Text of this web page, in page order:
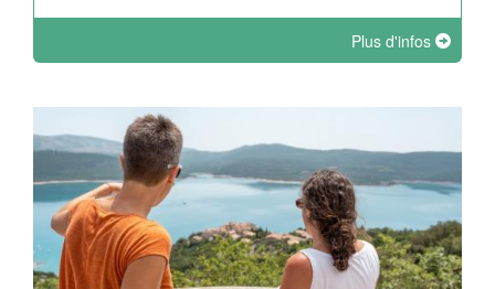
Plus d'infos